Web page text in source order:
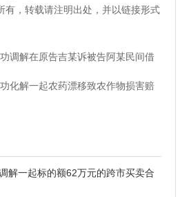
有，转载请注明出处，并以链接形式
调解在原告吉某诉被告阿某民间借
化解一起农药漂移致农作物损害赔
解一起标的额62万元的跨市买卖合